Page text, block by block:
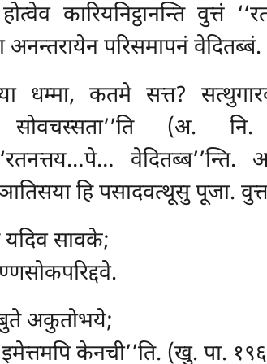
कारियनिट्ठानन्ति वुत्तं
अनन्तरायेन परिसमापनं
धम्मा, कतमे सत्त?
सोवचस्सता’’ति (अ.
हि पसादवत्थूसु पूजा.
सावके;
अकुतोभये;
केनची’’ति. (खु. पा.